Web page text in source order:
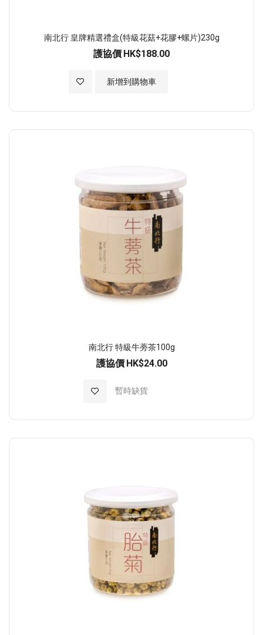
南北行 皇牌精選禮盒(特級花菇+花膠+螺片)230g
護協價 HK$188.00
新增到購物車
加入至願望清單
南北行 特級牛蒡茶100g
護協價 HK$24.00
暫時缺貨
加入至願望清單